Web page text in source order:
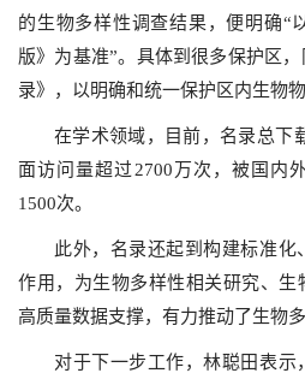
的生物多样性调查结果，便明确“
版》为基准”。具体到很多保护区
录》，以明确和统一保护区内生物物
在学术领域，目前，名录总下
面访问量超过2700万次，被国内
1500次。
此外，名录还起到构建标准化
作用，为生物多样性相关研究、生
高质量数据支撑，有力推动了生物
对于下一步工作，林聪田表示